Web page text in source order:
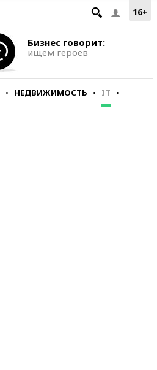
16+
Бизнес говорит:
ищем героев
НЕДВИЖИМОСТЬ IT